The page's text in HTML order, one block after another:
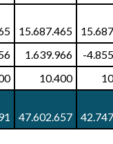
15.687.465
1.639.966
-
10.400
47.602.657